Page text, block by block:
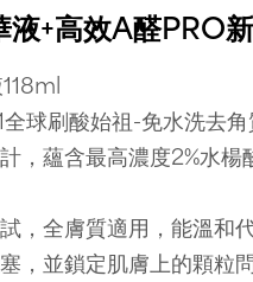
*您可在結帳頁面修改數
液+高效A醛PRO
球刷酸始祖-免水洗去
，蘊含最高濃度2%水
，全膚質適用，能溫和
，並鎖定肌膚上的顆粒